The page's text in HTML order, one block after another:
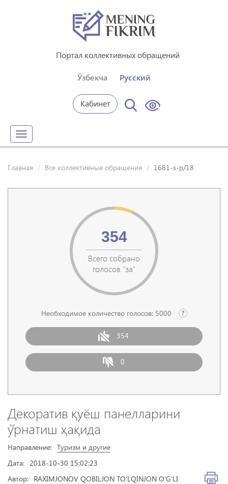
Портал коллективных обращений
Ўзбекча Русский
Кабинет
Toggle
navigation
Главная Все коллективные обращения 1681-s-p/18
Всего собрано
голосов "за"
354
Необходимое количество голосов: 5000
354
0
Декоратив қуёш панелларини
ўрнатиш ҳақида
Направление: Туризм и другие
Дата: 2018-10-30 15:02:23
Автор: RAXIMJONOV QOBILJON TO‘LQINJON O‘G‘LI